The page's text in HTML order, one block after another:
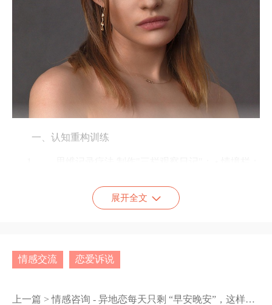
一、认知重构训练
• 思维栏：捕捉当时的自动否定念头（"我说话总是
心理学实验显示，持续21天记录能使大脑前额叶皮层
展开全文
情感交流 恋爱诉说
上一篇 >情感咨询 - 异地恋每天只剩 “早安晚安”，这样的感情还有必要坚持吗？